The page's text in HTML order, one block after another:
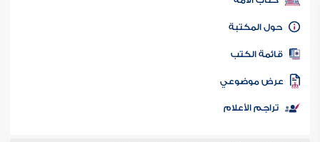
كتاب الأمة
المكتبة
الكتب
موضوعي